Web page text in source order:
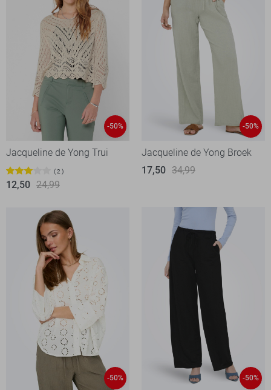
-50%
Jacqueline de Yong Trui
2
12,50 24,99
-50%
Jacqueline de Yong Broek
17,50 34,99
-50% -50%